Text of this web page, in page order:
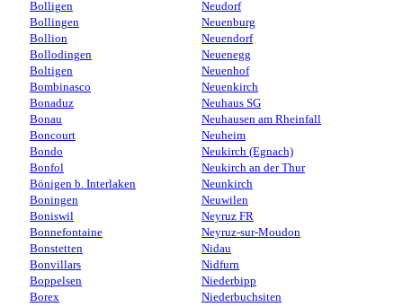
Bolligen
Bollingen
Bollion
Bollodingen
Boltigen
Bombinasco
Bonaduz
Bonau
Boncourt
Bondo
Bonfol
Bönigen b. Interlaken
Boningen
Boniswil
Bonnefontaine
Bonstetten
Bonvillars
Boppelsen
Borex
Neudorf
Neuenburg
Neuendorf
Neuenegg
Neuenhof
Neuenkirch
Neuhaus SG
Neuhausen am Rheinfall
Neuheim
Neukirch (Egnach)
Neukirch an der Thur
Neunkirch
Neuwilen
Neyruz FR
Neyruz-sur-Moudon
Nidau
Nidfurn
Niederbipp
Niederbuchsiten